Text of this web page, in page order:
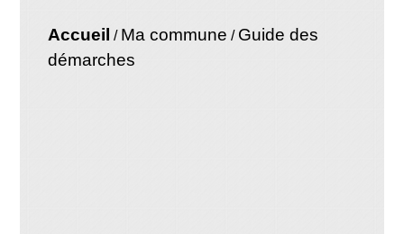
Accueil / Ma commune / Guide des
démarches